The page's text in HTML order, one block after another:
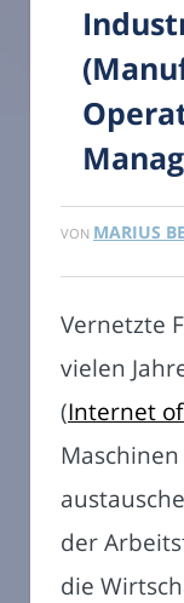
VON MARIUS
Vernetzte
vielen
(Internet
der
die